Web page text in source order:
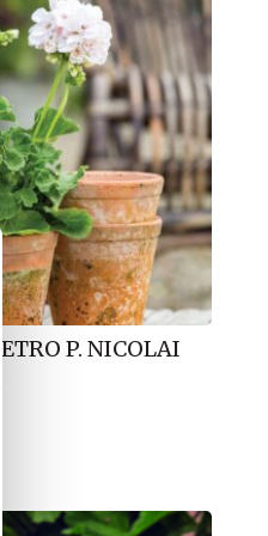
P. NICOLAI